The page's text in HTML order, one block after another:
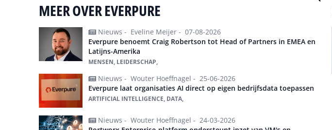
MEER OVER EVERPURE
Nieuws - Eveline Meijer - 07-08-2026
Everpure benoemt Craig Robertson tot Head of Partners in EMEA en
Latijns-Amerika
MENSEN, LEIDERSCHAP,
Nieuws - Wouter Hoeffnagel - 25-06-2026
Everpure laat organisaties AI direct op eigen bedrijfsdata toepassen
ARTIFICIAL INTELLIGENCE, DATA,
Nieuws - Wouter Hoeffnagel - 24-03-2026